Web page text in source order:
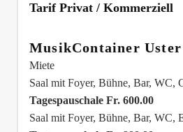
Tarif Privat / Kommerziell
MusikContainer
Miete
Saal mit Foyer, Bühne, Bar, WC,
Tagespauschale Fr. 600.00
Saal mit Foyer, Bühne, Bar, WC,